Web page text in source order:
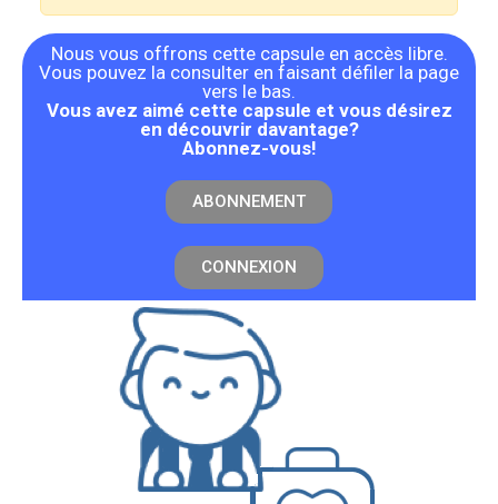
Nous vous offrons cette capsule en accès libre.
Vous pouvez la consulter en faisant défiler la page
vers le bas.
Vous avez aimé cette capsule et vous désirez
en découvrir davantage?
Abonnez-vous!
ABONNEMENT
CONNEXION